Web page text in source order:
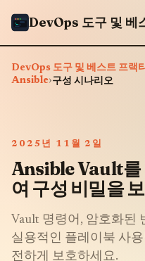
DevOps 도구 및 베스트 프랙
Ansible›구성 시나리오
2025년 11월 2일
Ansible Vault를
여 구성 비밀을
Vault 명령어, 암호화된
실용적인 플레이북 사
전하게 보호하세요.